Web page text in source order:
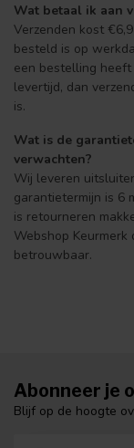
Wat betaal ik aan
Verzenden kost
besteld is op
een bestelling
levertijd, dan
is.
Wat is de
verwachten?
Wij leveren
garantietermijn is 6
is retourneren
Webshop
betrouwbaar.
Abonneer je
Blijf op de hoogte